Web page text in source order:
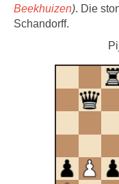
Beekhuizen). Die
Schandorff.